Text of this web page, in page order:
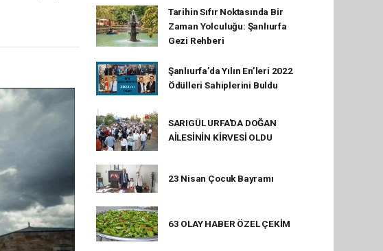
Tarihin Sıfır Noktasında Bir
Zaman Yolculuğu: Şanlıurfa
Gezi Rehberi
Şanlıurfa’da Yılın En’leri 2022
Ödülleri Sahiplerini Buldu
SARIGÜL URFA'DA DOĞAN
AİLESİNİN KİRVESİ OLDU
23 Nisan Çocuk Bayramı
63 OLAY HABER ÖZEL ÇEKİM